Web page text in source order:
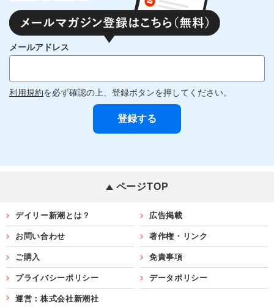
メールアドレス
利用規約を必ず確認の上、登録ボタンを押してください。
ページTOP
デイリー新潮とは？ 広告掲載
お問い合わせ 著作権・リンク
ご購入 免責事項
プライバシーポリシー データポリシー
運営：株式会社新潮社